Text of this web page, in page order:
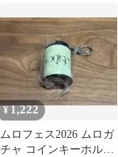
¥1,222
ムロフェス2026 ムロガ
チャ コインキーホルダ